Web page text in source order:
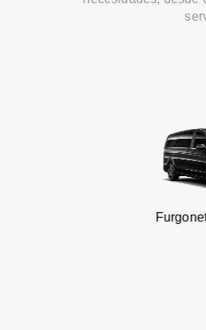
Furgoneta - 7 personas